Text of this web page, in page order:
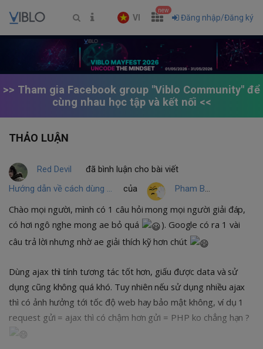
VI
new
Đăng nhập/Đăng ký
>> Tham gia Facebook group "Viblo Community" để
cùng nhau học tập và kết nối <<
THẢO LUẬN
Red Devil
đã bình luận cho bài viết
Hướng dẫn về cách dùng hàm $.ajax() của JQuery
của Pham Bao Khanh
Chào mọi người, mình có 1 câu hỏi mong mọi người giải đáp,
có hơi ngô nghe mong ae bỏ quá
). Google có ra 1 vài
câu trả lời nhưng nhờ ae giải thích kỹ hơn chút
Dùng ajax thì tính tương tác tốt hơn, giấu được data và sử
dụng cũng không quá khó. Tuy nhiên nếu sử dụng nhiều ajax
thì có ảnh hưởng tới tốc độ web hay bảo mật không, ví dụ 1
request gửi = ajax thì có chậm hơn gửi = PHP ko chẳng hạn ?